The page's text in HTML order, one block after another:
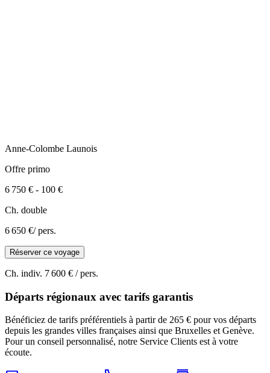
Anne-Colombe Launois
Offre primo
6 750 € - 100 €
Ch. double
6 650 €/ pers.
Réserver ce voyage
Ch. indiv. 7 600 € / pers.
Départs régionaux avec tarifs garantis
Bénéficiez de tarifs préférentiels à partir de 265 € pour vos départs
depuis les grandes villes françaises ainsi que Bruxelles et Genève.
Pour un conseil personnalisé, notre Service Clients est à votre
écoute.